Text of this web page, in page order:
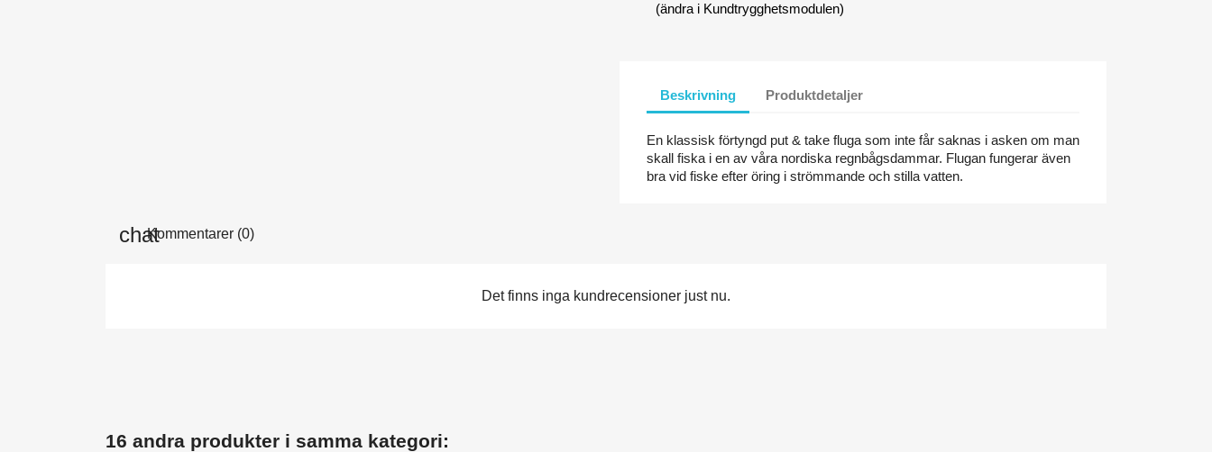
(ändra i Kundtrygghetsmodulen)
Beskrivning Produktdetaljer
En klassisk förtyngd put & take fluga som inte får saknas i asken om man
skall fiska i en av våra nordiska regnbågsdammar. Flugan fungerar även
bra vid fiske efter öring i strömmande och stilla vatten.
Kommentarer (0)
Det finns inga kundrecensioner just nu.
16 andra produkter i samma kategori: